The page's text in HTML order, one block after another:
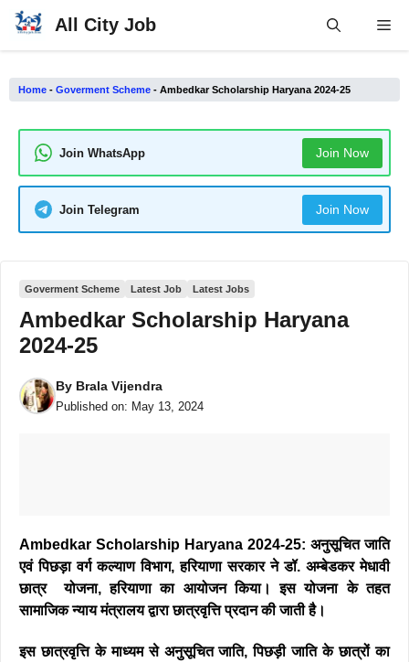
Skip
All City Job
Home - Goverment Scheme - Ambedkar Scholarship Haryana 2024-25
Join WhatsApp Join Now
Join Telegram Join Now
Goverment Scheme Latest Job Latest Jobs
Ambedkar Scholarship Haryana
2024-25
By Brala Vijendra
Published on: May 13, 2024
Ambedkar Scholarship Haryana 2024-25: अनुसूचित जाति
एवं पिछड़ा वर्ग कल्याण विभाग, हरियाणा सरकार ने डॉ. अम्बेडकर मेधावी
छात्र योजना, हरियाणा का आयोजन किया। इस योजना के तहत
सामाजिक न्याय मंत्रालय द्वारा छात्रवृत्ति प्रदान की जाती है।
इस छात्रवृत्ति के माध्यम से अनुसूचित जाति, पिछड़ी जाति के छात्रों का